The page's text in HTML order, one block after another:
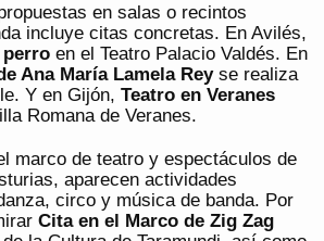
en salas o recintos
incluye citas concretas. En Avilés,
perro en el Teatro Palacio Valdés. En
Ana María Lamela Reyse realiza
Y en Gijón, Teatro en Veranes
Romana de Veranes.
marco de teatro y espectáculos de
aparecen actividades
circo y música de banda. Por
Cita en el Marco de Zig Zag